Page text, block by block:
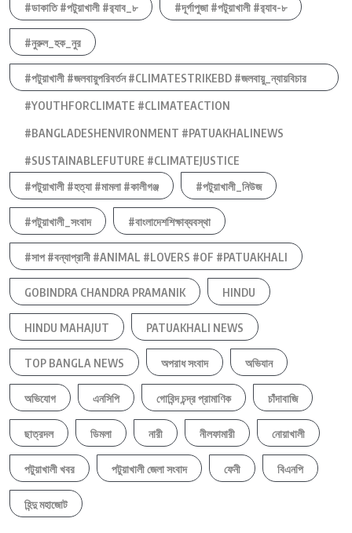
#ডাকাতি #পটুয়াখালী #র‍্যাব_৮
#দূর্গাপুজা #পটুয়াখালী #র‍্যাব-৮
#নুরুল_হক_নুর
#পটুয়াখালী #জলবায়ুপরিবর্তন #CLIMATESTRIKEBD #জলবায়ু_ন্যায়বিচার
#YOUTHFORCLIMATE #CLIMATEACTION
#BANGLADESHENVIRONMENT #PATUAKHALINEWS
#SUSTAINABLEFUTURE #CLIMATEJUSTICE
#পটুয়াখালী #হত্যা #মামলা #কালীগঞ্জ
#পটুয়াখালী_নিউজ
#পটুয়াখালী_সংবাদ #বাংলাদেশশিক্ষাব্যবস্থা
#সাপ #বন্যাপ্রানী #ANIMAL #LOVERS #OF #PATUAKHALI
GOBINDRA CHANDRA PRAMANIK HINDU
HINDU MAHAJUT PATUAKHALI NEWS
TOP BANGLA NEWS অপরাধ সংবাদ অভিযান
অভিযোগ এনসিপি গোবিন্দ চন্দ্র প্রামাণিক চাঁদাবাজি
ছাত্রদল ডিমলা নারী নীলফামারী নোয়াখালী
পটুয়াখালী খবর পটুয়াখালী জেলা সংবাদ ফেনী বিএনপি
হিন্দু মহাজোট